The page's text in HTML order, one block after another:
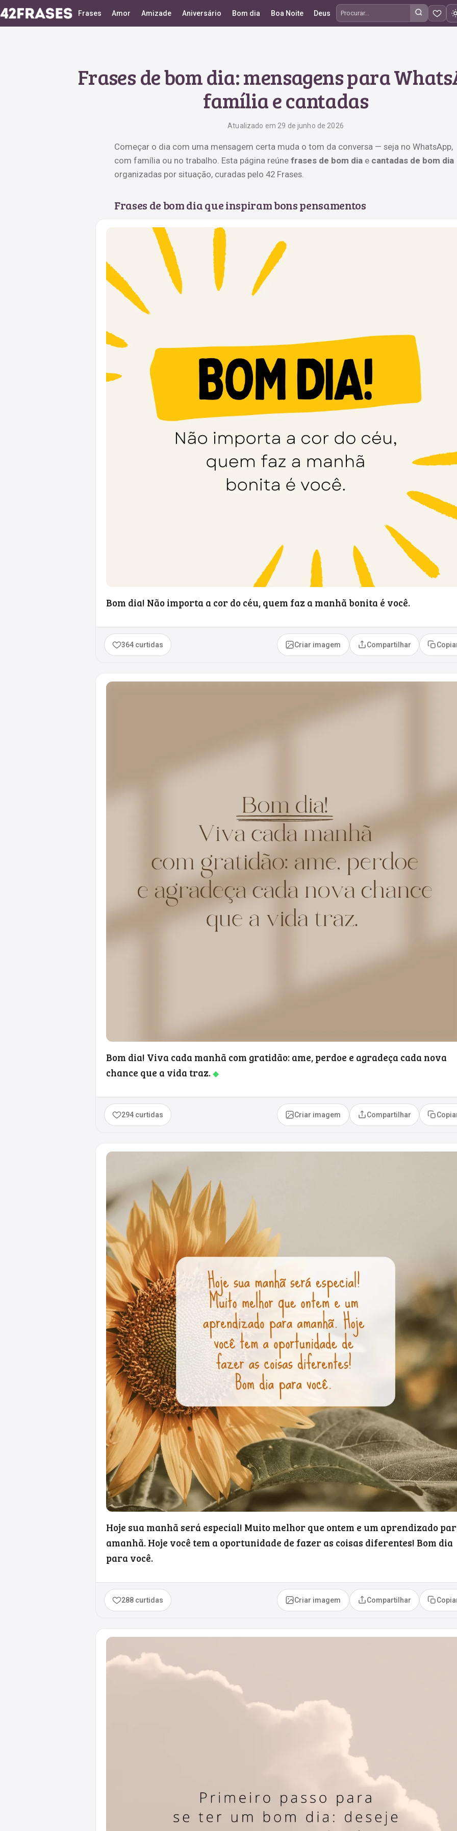
Frases Amor Amizade Aniversário Bom dia Boa Noite Deus
Procurar frases
Frases de bom dia: mensagens para
família e cantadas
Atualizado em 29 de junho de 2026
Começar o dia com uma mensagem certa muda o tom da conversa — seja no WhatsApp,
com família ou no trabalho. Esta página reúne frases de bom diae cantadas de bom dia
organizadas por situação, curadas pelo 42 Frases.
Frases de bom dia que inspiram bons pensamentos
Bom dia! Não importa a cor do céu, quem faz a manhã bonita é você.
364 curtidas Criar imagem Compartilhar
Bom dia! Viva cada manhã com gratidão: ame, perdoe e agradeça cada nova
chance que a vida traz.◆
294 curtidas Criar imagem Compartilhar
Hoje sua manhã será especial! Muito melhor que ontem e um aprendizado
amanhã. Hoje você tem a oportunidade de fazer as coisas diferentes! Bom dia
para você.
288 curtidas Criar imagem Compartilhar